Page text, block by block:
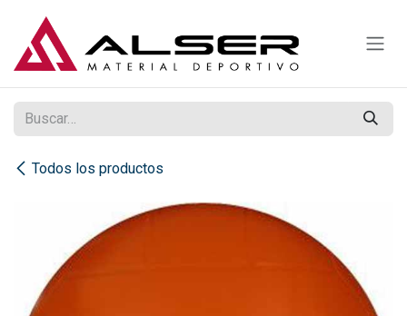
Todos los productos